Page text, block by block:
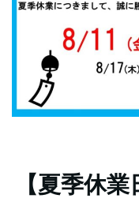
【夏季休